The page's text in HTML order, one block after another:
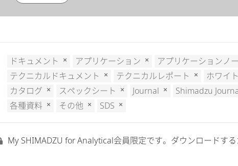
ドキュメント アプリケーション アプリケーションノ
テクニカルドキュメント
テクニカルレポート ホワイ
カタログ
スペックシート Journal Shimadzu
各種資料
その他 SDS
My SHIMADZU for Analytical会員限定です。ダウンロードする